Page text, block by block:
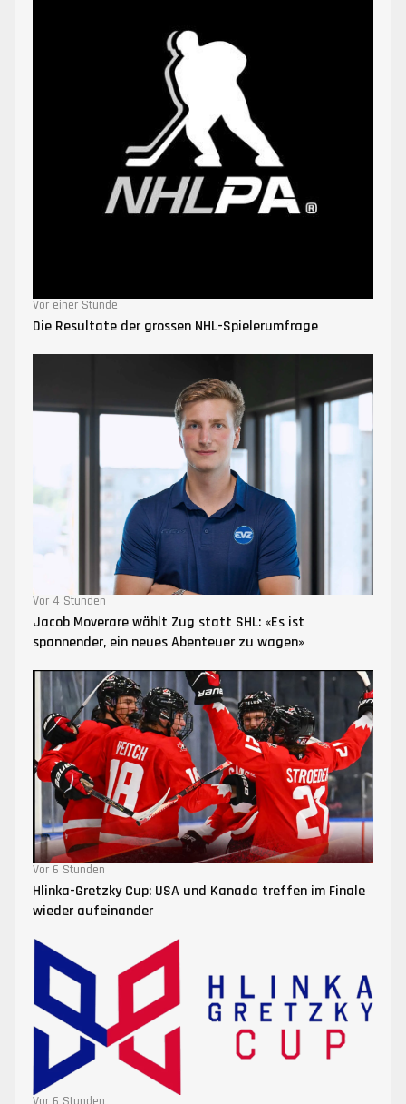
Vor einer Stunde
Die Resultate der grossen NHL-Spielerumfrage
Vor 4 Stunden
Jacob Moverare wählt Zug statt SHL: «Es ist
spannender, ein neues Abenteuer zu wagen»
Vor 6 Stunden
Hlinka-Gretzky Cup: USA und Kanada treffen im Finale
wieder aufeinander